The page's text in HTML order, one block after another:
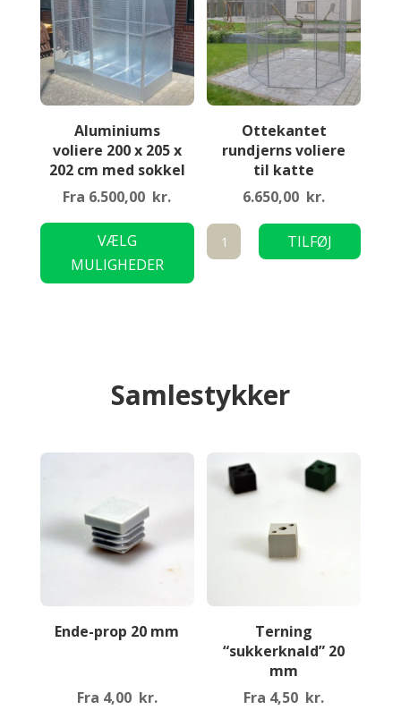
på
varesiden
Aluminiums
voliere 200 x 205 x
202 cm med sokkel
Fra 6.500,00 kr.
VÆLG
MULIGHEDER
Dette
vælges
på
Ottekantet
rundjerns voliere
til katte
6.650,00 kr.
Ottekantet
rundjerns
TILFØJ
TIL KURV
Samlestykker
Ende-prop 20 mm
Fra 4,00 kr.
Terning
“sukkerknald” 20
mm
Fra 4,50 kr.